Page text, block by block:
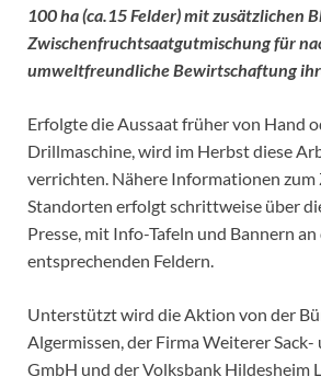
100 ha (ca.15 Felder) mit zusätzlichen
Zwischenfruchtsaatgutmischung für
umweltfreundliche Bewirtschaftung
Erfolgte die Aussaat früher von Hand
Drillmaschine, wird im Herbst diese
verrichten. Nähere Informationen zum
Standorten erfolgt schrittweise über
Presse, mit Info-Tafeln und Bannern an
entsprechenden Feldern.
Unterstützt wird die Aktion von der
Algermissen, der Firma Weiterer
GmbH und der Volksbank Hildesheim